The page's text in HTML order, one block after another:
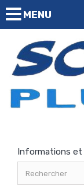
MENU
Informations et